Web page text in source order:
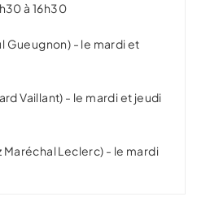
à 16h30
Gueugnon) - le mardi et
Vaillant) - le mardi et jeudi
Leclerc) - le mardi